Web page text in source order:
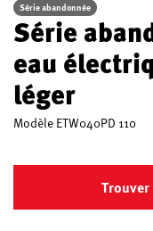
Série abandonnée
Série
eau
léger
Modèle ETW040PD 110